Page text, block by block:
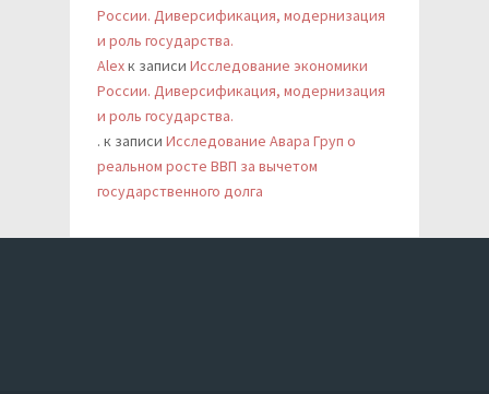
России. Диверсификация, модернизация
и роль государства.
Alexк записи Исследование экономики
России. Диверсификация, модернизация
и роль государства.
. к записи Исследование Авара Груп о
реальном росте ВВП за вычетом
государственного долга